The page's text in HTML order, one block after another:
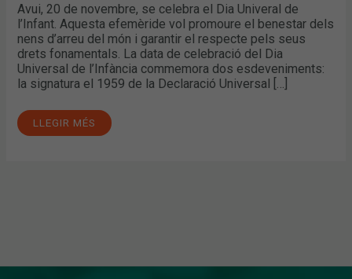
Avui, 20 de novembre, se celebra el Dia Univeral de
l’Infant. Aquesta efemèride vol promoure el benestar dels
nens d’arreu del món i garantir el respecte pels seus
drets fonamentals. La data de celebració del Dia
Universal de l’Infància commemora dos esdeveniments:
la signatura el 1959 de la Declaració Universal […]
LLEGIR MÉS